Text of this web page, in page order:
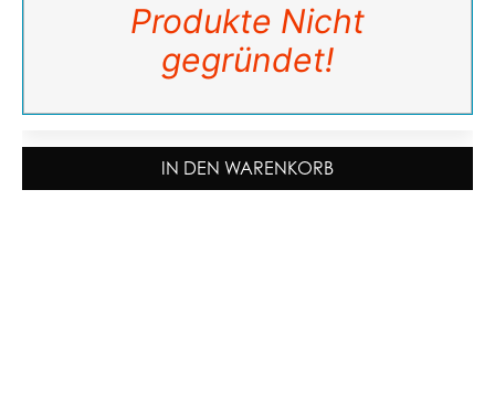
Produkte Nicht
gegründet!
IN DEN WARENKORB